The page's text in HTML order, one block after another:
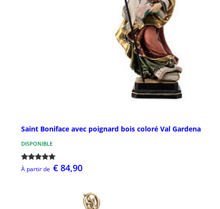
Saint Boniface avec poignard bois coloré Val Gardena
DISPONIBLE
À partir de € 84,90